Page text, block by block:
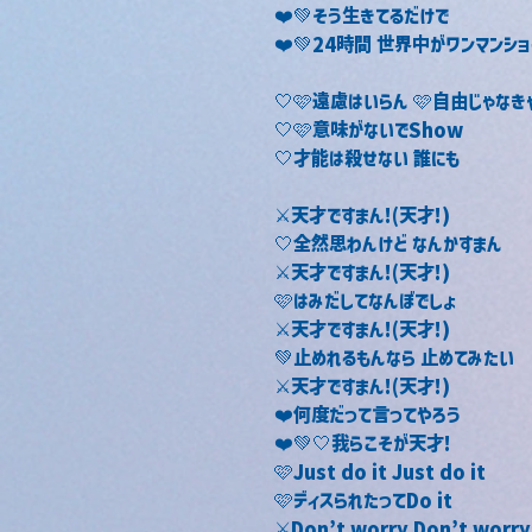
❤️💚そう生きてるだけで
❤️💚24時間 世界中がワンマンショ
🤍🩷遠慮はいらん 🩷自由じゃなき
🤍🩷意味がないでShow
🤍才能は殺せない 誰にも
⚔️天才ですまん!(天才!)
🤍全然思わんけど なんかすまん
⚔️天才ですまん!(天才!)
🩷はみだしてなんぼでしょ
⚔️天才ですまん!(天才!)
💚止めれるもんなら 止めてみたい
⚔️天才ですまん!(天才!)
❤️何度だって言ってやろう
❤️💚🤍我らこそが天才!
🩷Just do it Just do it
🩷ディスられたってDo it